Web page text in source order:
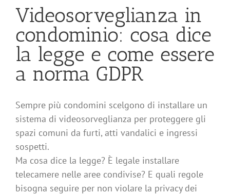
Videosorveglianza in
condominio: cosa dice
la legge e come essere
a norma GDPR
Sempre più condomini scelgono di installare un
sistema di videosorveglianza per proteggere gli
spazi comuni da furti, atti vandalici e ingressi
sospetti.
Ma cosa dice la legge? È legale installare
telecamere nelle aree condivise? E quali regole
bisogna seguire per non violare la privacy dei